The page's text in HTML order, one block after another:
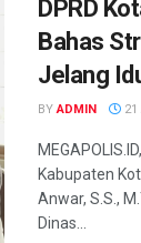
DPRD
Bahas
Jelang
BY ADMIN 21
Kabupaten
Anwar, S.S.,
Dinas...